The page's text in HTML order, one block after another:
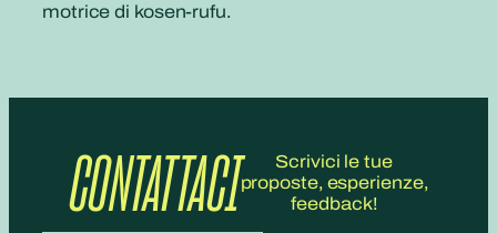
motrice di kosen-rufu.
CONTATTACI
Scrivici le tue
proposte, esperienze,
feedback!